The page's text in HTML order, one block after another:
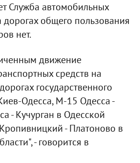
Служба автомобильных
дорогах общего пользования
нет.
движение
средств на
государственного
Одесса, М-15 Одесса -
- Кучурган в Одесской
- Платоново в
- говорится в